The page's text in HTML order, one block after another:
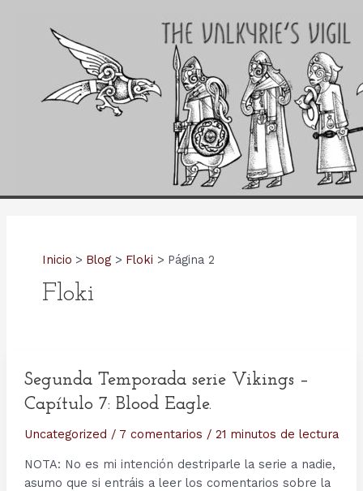
Inicio Blog Floki Página 2
Floki
Segunda Temporada serie Vikings –
Capítulo 7: Blood Eagle.
Uncategorized / 7 comentarios / 21 minutos de lectura
NOTA: No es mi intención destriparle la serie a nadie,
asumo que si entráis a leer los comentarios sobre la